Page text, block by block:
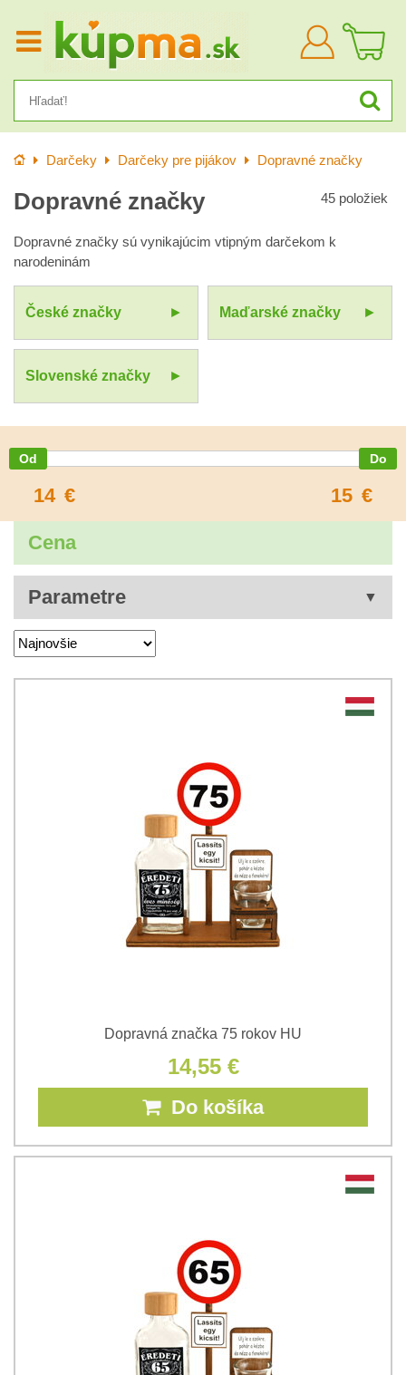
Prihlásiť
sa
Úvod Darčeky Darčeky pre pijákov Dopravné značky
Dopravné značky 45 položiek
Dopravné značky sú vynikajúcim vtipným darčekom k
narodeninám
České značky Maďarské značky
Slovenské značky
14 € 15 €
Cena
Parametre
Dopravná značka 75 rokov HU
14,55 €
Do košíka